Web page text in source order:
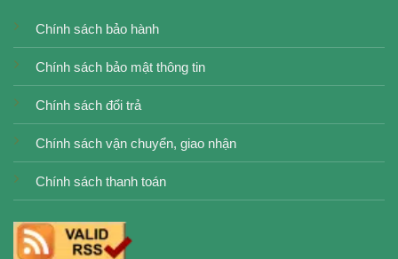
Chính sách bảo hành
Chính sách bảo mật thông tin
Chính sách đổi trả
Chính sách vận chuyển, giao nhận
Chính sách thanh toán